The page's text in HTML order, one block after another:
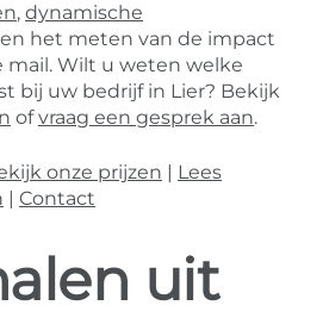
, dynamische
en het meten van de impact
mail. Wilt u weten welke
bij uw bedrijf in Lier? Bekijk
ofvraag een gesprek aan.
onze prijzen
Lees
Contact
uit